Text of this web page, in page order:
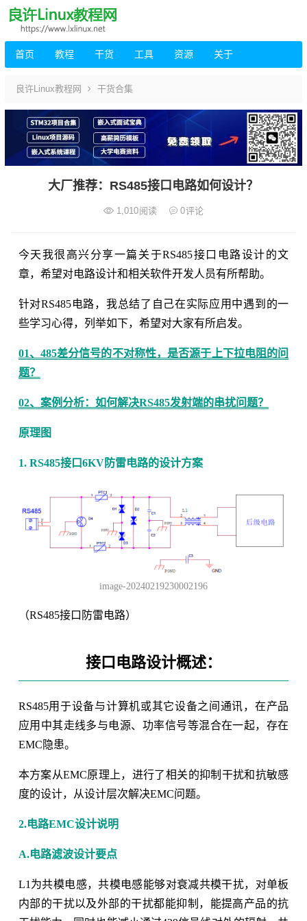
首页 教程 干货 工具 资源 关于
良许Linux教程网 干货合集
大厂推荐：RS485接口电路如何设计？
1,010阅读 0评论
今天我很高兴分享一篇关于RS485接口电路设计的文
章，希望对电路设计和相关软件开发人员有所帮助。
针对RS485电路，我总结了自己在实际应用中遇到的一
些学习心得，列举如下，希望对大家有所启发。
01、485差分信号的不对称性，是否源于上下拉电阻的问
题？
02、案例分析：如何解决RS485发射端的串扰问题？
原理图
1. RS485接口6KV防雷电路的设计方案
image-20240219230002196
（RS485接口防雷电路）
接口电路设计概述：
RS485用于设备与计算机或其它设备之间通讯，在产品
应用中其走线多与电源、功率信号等混合在一起，存在
EMC隐患。
本方案从EMC原理上，进行了相关的抑制干扰和抗敏感
度的设计，从设计层次解决EMC问题。
2.电路EMC设计说明
A.电路滤波设计要点
L1为共模电感，共模电感能够对衰减共模干扰，对单板
内部的干扰以及外部的干扰都能抑制，能提高产品的抗